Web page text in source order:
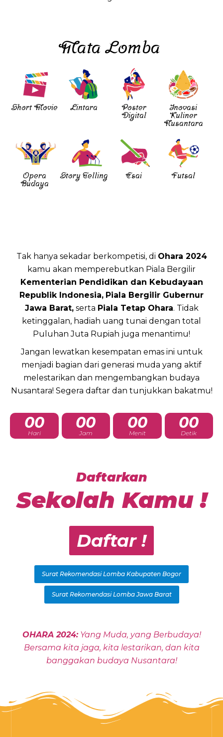
Mata Lomba
Short Movie Lintara
Poster
Digital
Inovasi
Kuliner
Nusantara
Opera
Budaya
Story Telling Esai Futsal
Tak hanya sekadar berkompetisi, di Ohara 2024
kamu akan memperebutkan Piala Bergilir
Kementerian Pendidikan dan Kebudayaan
Republik Indonesia, Piala Bergilir Gubernur
Jawa Barat,serta Piala Tetap Ohara. Tidak
ketinggalan, hadiah uang tunai dengan total
Puluhan Juta Rupiah juga menantimu!
Jangan lewatkan kesempatan emas ini untuk
menjadi bagian dari generasi muda yang aktif
melestarikan dan mengembangkan budaya
Nusantara! Segera daftar dan tunjukkan bakatmu!
00
Hari
00
Jam
00
Menit
00
Detik
Daftarkan
Sekolah Kamu !
Daftar !
Surat Rekomendasi Lomba Kabupaten Bogor
Surat Rekomendasi Lomba Jawa Barat
OHARA 2024:Yang Muda, yang Berbudaya!
Bersama kita jaga, kita lestarikan, dan kita
banggakan budaya Nusantara!